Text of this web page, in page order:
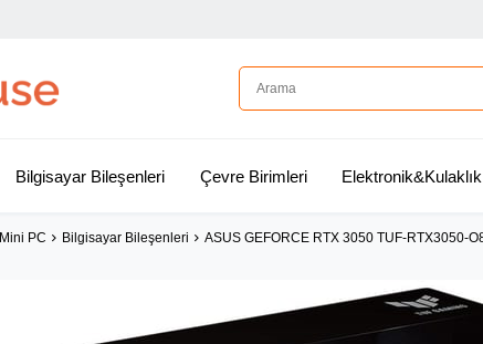
Bilgisayar Bileşenleri Çevre Birimleri Elektronik&Kulaklık
Mini PC Bilgisayar Bileşenleri ASUS GEFORCE RTX 3050 TUF-RTX3050-